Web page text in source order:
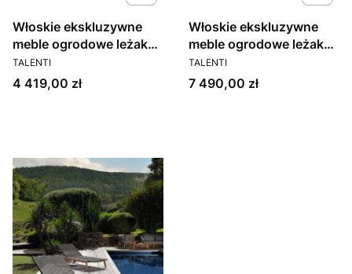
Włoskie ekskluzywne
meble ogrodowe leżak
MILO
PRODUCENT
TALENTI
Cena
4 419,00 zł
Włoskie ekskluzywne
meble ogrodowe leżak
Moon Alu
PRODUCENT
TALENTI
Cena
7 490,00 zł